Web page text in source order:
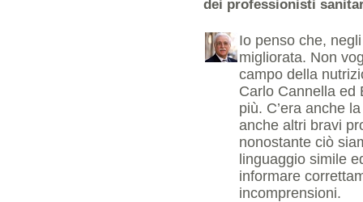
dei professionisti
Io penso che,
migliorata. Non
campo della
Carlo Cannella ed
più. C’era anche
anche altri bravi
nonostante ciò
linguaggio simile
informare
incomprensioni.